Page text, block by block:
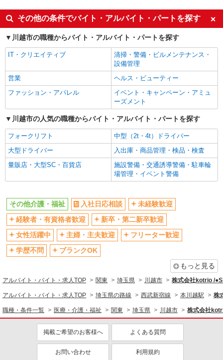
同じ特徴から本川越駅の求人を探す
入社日応相談
未経験歓迎
経験者・有資格者歓迎
新卒・第二新卒歓迎
主婦・主夫歓迎
フリーター歓迎
学歴不問
ブランクOK
ミドル（40代～）活躍中
シニア（60代～）活躍中
高収入・高額
ボーナス・賞与あり
昇給あり
完全週休2日制
フルタイム歓迎
禁煙・分煙
駅直結・駅チカ
車通勤OK
自転車通勤OK
社会保険あり
産休・育休取得実績あり
退職金・財形貯蓄制度あり
各種手当（家族・役職・インセン
ティブなど）あり
制服貸与
資格取得支援制度あり
同じ職種から求人を探す
医療・介護・福祉
同じ特徴から求人を探す
ミドル（40代～）活躍中
ボーナス・賞与あり
車通勤OK
社会保険あり
その他の条件でバイト・アルバイト・パートを探す
川越市の職種からバイト・アルバイト・パートを探す
IT・クリエイティブ
清掃・警備・ビルメンテナンス・
設備管理
営業
ヘルス・ビューティー
ファッション・アパレル
イベント・キャンペーン・アミュ
ーズメント
川越市の人気の職種からバイト・アルバイト・パートを探す
フォークリフト
中型（2t・4t）ドライバー
大型ドライバー
入出庫・商品管理・検品・検査
量販店・大型SC・百貨店
施設警備・交通誘導警備・駐車輪
場管理・イベント警備
その他介護・福祉 入社日応相談
未経験歓迎
経験者・有資格者歓迎
新卒・第二新卒歓迎
女性活躍中
主婦・主夫歓迎
フリーター歓迎
学歴不問
ブランクOK
もっと見る
アルバイト・バイト・求人TOP 関東 埼玉県 川越市 株式会社kotrio /
アルバイト・バイト・求人TOP 埼玉県の路線 西武新宿線 本川越駅 株
職種・条件一覧 医療・介護・福祉 関東 埼玉県 川越市 株式会社
掲載ご希望のお客様へ よくある質問
お問い合わせ 利用規約